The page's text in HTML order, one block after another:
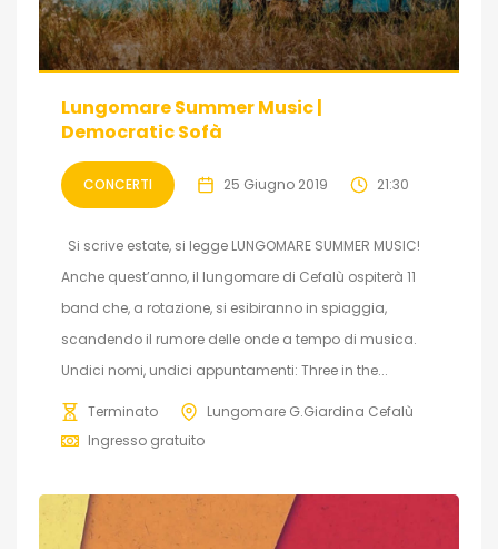
Lungomare Summer Music |
Democratic Sofà
CONCERTI 25 Giugno 2019 21:30
Si scrive estate, si legge LUNGOMARE SUMMER MUSIC!
Anche quest’anno, il lungomare di Cefalù ospiterà 11
band che, a rotazione, si esibiranno in spiaggia,
scandendo il rumore delle onde a tempo di musica.
Undici nomi, undici appuntamenti: Three in the...
Terminato
Lungomare G.Giardina Cefalù
Ingresso gratuito